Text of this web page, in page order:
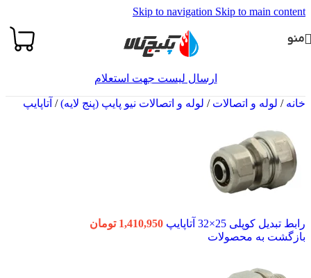
Skip to navigation Skip to main content
منو
ارسال لیست جهت استعلام
خانه/ لوله و اتصالات/ لوله و اتصالات نیو پایپ (پنج لایه)/ آتاپایپ
رابط تبدیل کوپلی 25×32 آتاپایپ 1,410,950 تومان
بازگشت به محصولات